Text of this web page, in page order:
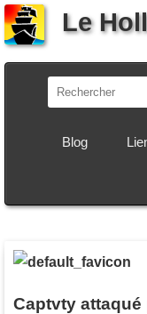
Le
Blog
Captvty attaqué